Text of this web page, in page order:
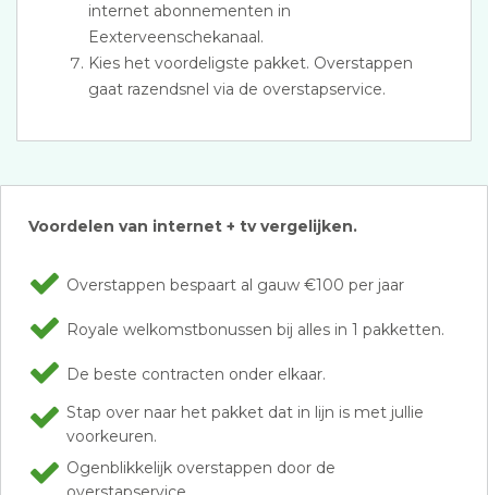
internet abonnementen in
Eexterveenschekanaal.
Kies het voordeligste pakket. Overstappen
gaat razendsnel via de overstapservice.
Voordelen van internet + tv vergelijken.
Overstappen bespaart al gauw €100 per jaar
Royale welkomstbonussen bij alles in 1 pakketten.
De beste contracten onder elkaar.
Stap over naar het pakket dat in lijn is met jullie
voorkeuren.
Ogenblikkelijk overstappen door de